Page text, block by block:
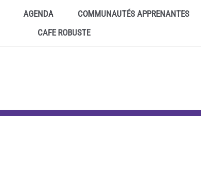
AGENDA COMMUNAUTÉS APPRENANTES
CAFE ROBUSTE